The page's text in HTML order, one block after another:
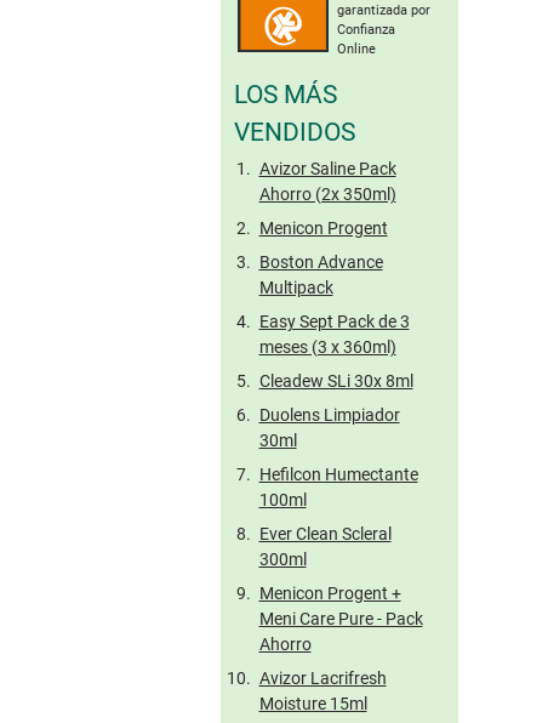
garantizada por
Confianza
Online
LOS MÁS
VENDIDOS
Avizor Saline Pack
Ahorro (2x 350ml)
Menicon Progent
Boston Advance
Multipack
Easy Sept Pack de 3
meses (3 x 360ml)
Cleadew SLi 30x 8ml
Duolens Limpiador
30ml
Hefilcon Humectante
100ml
Ever Clean Scleral
300ml
Menicon Progent +
Meni Care Pure - Pack
Ahorro
Avizor Lacrifresh
Moisture 15ml